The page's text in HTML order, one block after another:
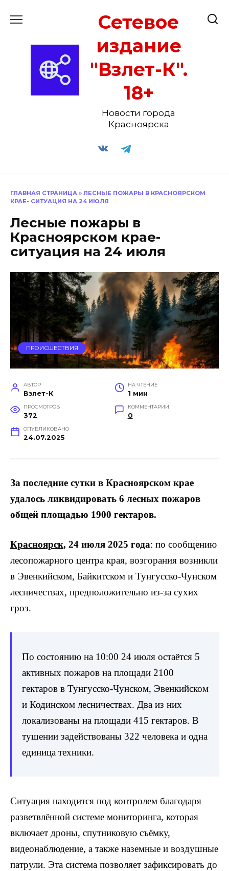
Сетевое
издание
"Взлет-К".
18+
Новости города
Красноярска
ГЛАВНАЯ СТРАНИЦА » ЛЕСНЫЕ ПОЖАРЫ В КРАСНОЯРСКОМ
КРАЕ- СИТУАЦИЯ НА 24 ИЮЛЯ
Лесные пожары в
Красноярском крае-
ситуация на 24 июля
ПРОИСШЕСТВИЯ
АВТОР
Взлет-К
НА ЧТЕНИЕ
1 мин
ПРОСМОТРОВ
372
КОММЕНТАРИИ
0
ОПУБЛИКОВАНО
24.07.2025
За последние сутки в Красноярском крае
удалось ликвидировать 6 лесных пожаров
общей площадью 1900 гектаров.
Красноярск, 24 июля 2025 года: по сообщению
лесопожарного центра края, возгорания возникли
в Эвенкийском, Байкитском и Тунгусско-Чунском
лесничествах, предположительно из-за сухих
гроз.
По состоянию на 10:00 24 июля остаётся 5
активных пожаров на площади 2100
гектаров в Тунгусско-Чунском, Эвенкийском
и Кодинском лесничествах. Два из них
локализованы на площади 415 гектаров. В
тушении задействованы 322 человека и одна
единица техники.
Ситуация находится под контролем благодаря
разветвлённой системе мониторинга, которая
включает дроны, спутниковую съёмку,
видеонаблюдение, а также наземные и воздушные
патрули. Эта система позволяет зафиксировать до